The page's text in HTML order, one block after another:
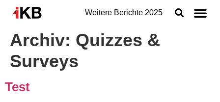
Weitere Berichte 2025
Archiv: Quizzes &
Surveys
Test